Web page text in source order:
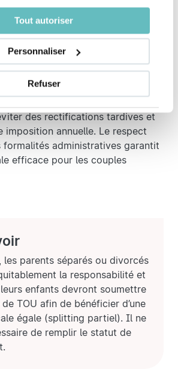
Tout autoriser
Personnaliser
Refuser
Cantonale (AFC) facilite ce
des attestations type pour
comptables, rendant inutile l'envoi
comme les bulletins de
des rectifications tardives et
imposition annuelle. Le respect
formalités administratives garantit
efficace pour les couples
parents séparés ou divorcés
la responsabilité et
enfants devront soumettre
TOU afin de bénéficier d’une
égale (splitting partiel). Il ne
de remplir le statut de